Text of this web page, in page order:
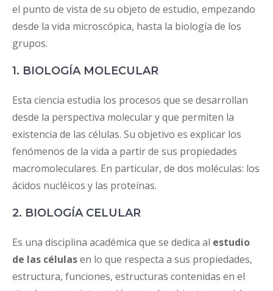
el punto de vista de su objeto de estudio, empezando
desde la vida microscópica, hasta la biología de los
grupos.
1. BIOLOGÍA MOLECULAR
Esta ciencia estudia los procesos que se desarrollan
desde la perspectiva molecular y que permiten la
existencia de las células. Su objetivo es explicar los
fenómenos de la vida a partir de sus propiedades
macromoleculares. En particular, de dos moléculas: los
ácidos nucléicos y las proteínas.
2. BIOLOGÍA CELULAR
Es una disciplina académica que se dedica al estudio
de las célulasen lo que respecta a sus propiedades,
estructura, funciones, estructuras contenidas en el